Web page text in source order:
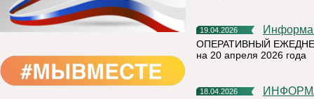
19.04.2026
ОПЕРАТИВНЫЙ
на 20 апреля 2026 года
18.04.2026